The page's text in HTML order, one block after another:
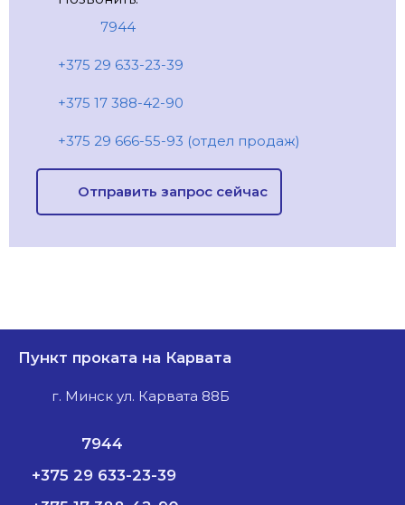
7944
+375 29 633-23-39
+375 17 388-42-90
+375 29 666-55-93 (отдел продаж)
Отправить запрос сейчас
Пункт проката на Карвата
г. Минск ул. Карвата 88Б
7944
+375 29 633-23-39